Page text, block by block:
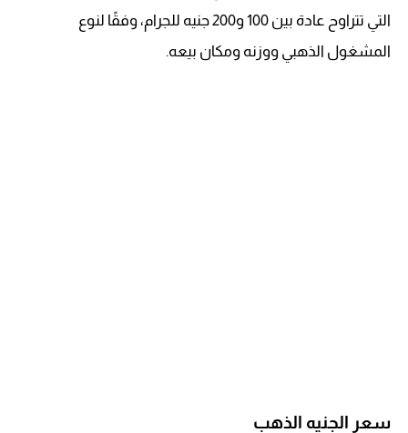
التي تتراوح عادة بين 100 و200 جنيه للجرام، وفقًا لنوع
المشغول الذهبي ووزنه ومكان بيعه.
سعر الجنيه الذهب